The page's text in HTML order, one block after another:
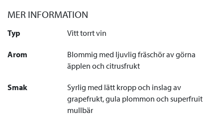
MER INFORMATION
Typ Vitt torrt vin
Arom
Blommig med ljuvlig fräschör av görna
äpplen och citrusfrukt
Smak
Syrlig med lätt kropp och inslag av
grapefrukt, gula plommon och superfruit
mullbär